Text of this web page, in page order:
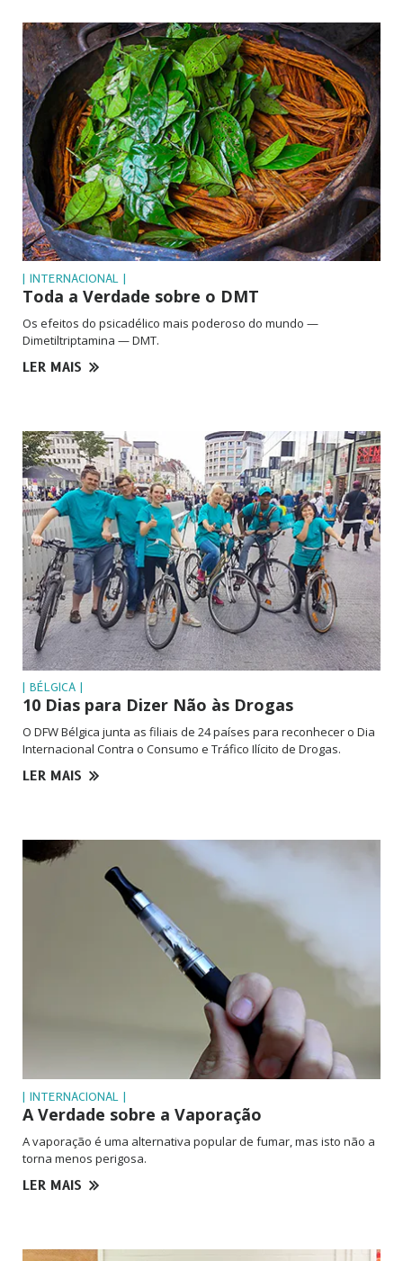
| INTERNACIONAL |
Toda a Verdade sobre o DMT
Os efeitos do psicadélico mais poderoso do mundo —
Dimetiltriptamina — DMT.
LER MAIS
| BÉLGICA |
10 Dias para Dizer Não às Drogas
O DFW Bélgica junta as filiais de 24 países para reconhecer o Dia
Internacional Contra o Consumo e Tráfico Ilícito de Drogas.
LER MAIS
| INTERNACIONAL |
A Verdade sobre a Vaporação
A vaporação é uma alternativa popular de fumar, mas isto não a
torna menos perigosa.
LER MAIS